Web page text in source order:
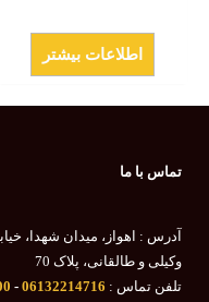
اطلاعات بیشتر
تماس با ما
آدرس : اهواز، میدان شهدا،
وکیلی و طالقانی، پلاک 70
تلفن تماس : 06132214716
-